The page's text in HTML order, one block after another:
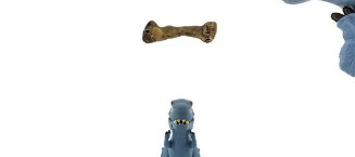
guerreiras kpop
10